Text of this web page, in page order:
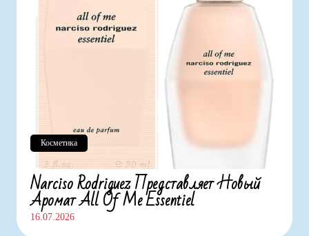
Narciso Rodriguez Представляет Новый
Аромат All Of Me Essentiel
16.07.2026
Косметика